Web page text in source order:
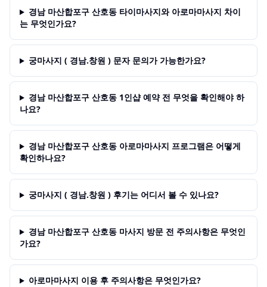
경남 마산합포구 산호동 타이마사지와 아로마마사지 차이
는 무엇인가요?
궁마사지 ( 경남.창원 ) 문자 문의가 가능한가요?
경남 마산합포구 산호동 1인샵 예약 전 무엇을 확인해야 하
나요?
경남 마산합포구 산호동 아로마마사지 프로그램은 어떻게
확인하나요?
궁마사지 ( 경남.창원 ) 후기는 어디서 볼 수 있나요?
경남 마산합포구 산호동 마사지 방문 전 주의사항은 무엇인
가요?
아로마마사지 이용 후 주의사항은 무엇인가요?